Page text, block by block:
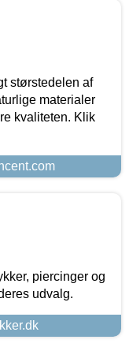
størstedelen af
materialer
kvaliteten. Klik
piercinger og
udvalg.